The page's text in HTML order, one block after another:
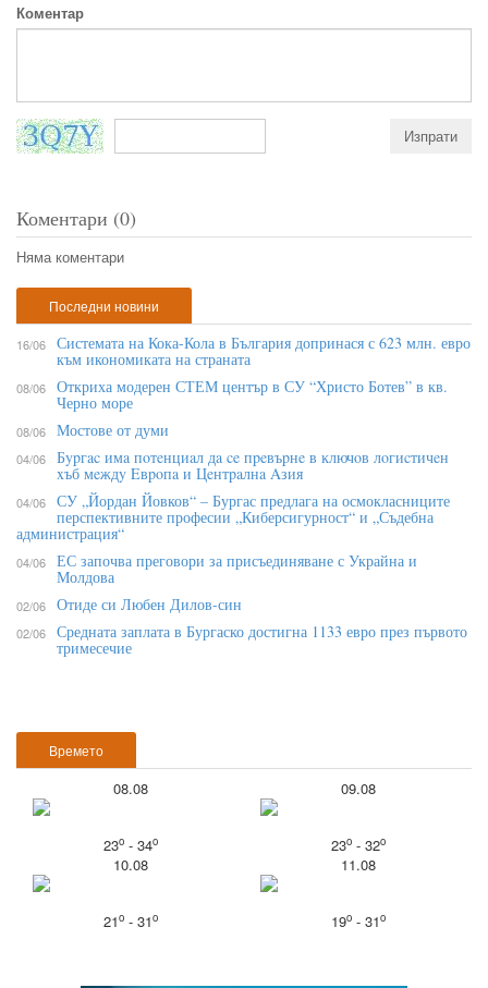
Коментар
Коментари (0)
Няма коментари
Времето
08.08
23o- 34o
09.08
23o- 32o
10.08
21o- 31o
11.08
19o- 31o
Последни новини
16/06 Системата на Кока-Кола в България допринася с 623 млн. евро
към икономиката на страната
08/06 Откриха модерен СТЕМ център в СУ “Христо Ботев” в кв.
Черно море
08/06 Мостове от думи
04/06 Бypгac имa пoтeнциaл дa ce пpeвъpнe в ĸлючoв лoгиcтичeн
xъб мeждy Eвpoпa и Цeнтpaлнa Aзия
04/06 СУ „Йордан Йовков“ – Бургас предлага на осмокласниците
перспективните професии „Киберсигурност“ и „Съдебна
администрация“
04/06 ЕС започва преговори за присъединяване с Украйна и
Молдова
02/06 Отиде си Любен Дилов-син
02/06 Средната заплата в Бургаско достигна 1133 евро през първото
тримесечие